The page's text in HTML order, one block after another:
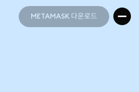
METAMASK 다운로드